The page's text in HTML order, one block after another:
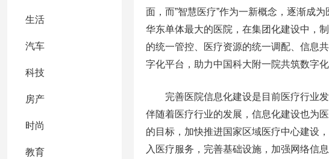
生活
汽车
科技
房产
时尚
教育
面，而”智慧医疗”作为一新概念，逐渐成
华东单体最大的医院，在集团化建设中，
的统一管控、医疗资源的统一调配、信息
字化平台，助力中国科大附一院共筑数字
完善医院信息化建设是目前医疗行业发
伴随着医疗行业的发展，信息化建设也为
的目标，加快推进国家区域医疗中心建设
入医疗服务，完善基础设施，加强网络信